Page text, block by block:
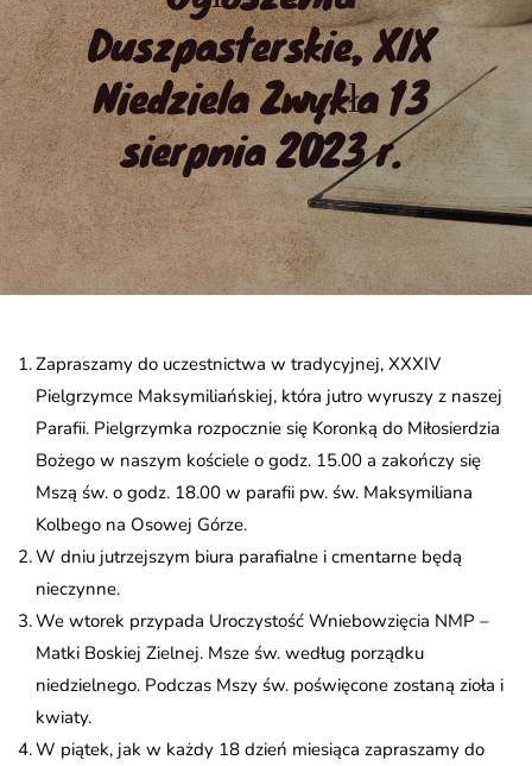
Duszpasterskie, XIX
Niedziela Zwykła 13
sierpnia 2023 r.
Zapraszamy do uczestnictwa w tradycyjnej, XXXIV
Pielgrzymce Maksymiliańskiej, która jutro wyruszy z naszej
Parafii. Pielgrzymka rozpocznie się Koronką do Miłosierdzia
Bożego w naszym kościele o godz. 15.00 a zakończy się
Mszą św. o godz. 18.00 w parafii pw. św. Maksymiliana
Kolbego na Osowej Górze.
W dniu jutrzejszym biura parafialne i cmentarne będą
nieczynne.
We wtorek przypada Uroczystość Wniebowzięcia NMP –
Matki Boskiej Zielnej. Msze św. według porządku
niedzielnego. Podczas Mszy św. poświęcone zostaną zioła i
kwiaty.
W piątek, jak w każdy 18 dzień miesiąca zapraszamy do